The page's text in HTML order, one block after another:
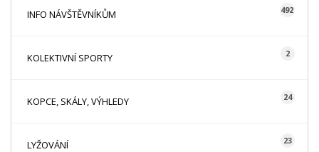
INFO NÁVŠTĚVNÍKŮM 492
KOLEKTIVNÍ SPORTY 2
KOPCE, SKÁLY, VÝHLEDY 24
LYŽOVÁNÍ 23